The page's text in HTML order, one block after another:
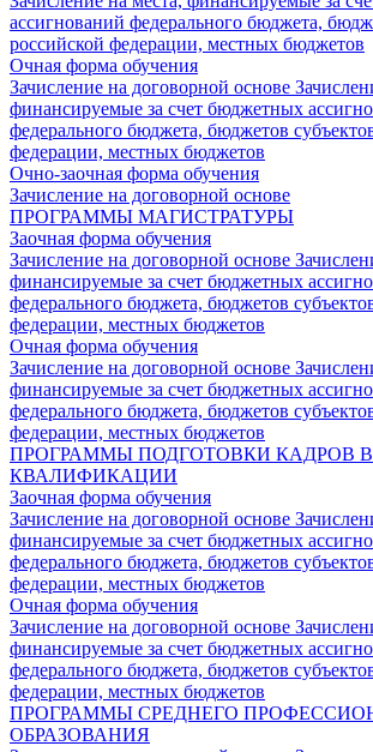
ассигнований федерального бюджета,
российской федерации, местных бюджетов
Очная форма обучения
Зачисление на договорной основе
финансируемые за счет бюджетных
федерального бюджета, бюджетов
федерации, местных бюджетов
Очно-заочная форма обучения
Зачисление на договорной основе
ПРОГРАММЫ МАГИСТРАТУРЫ
Заочная форма обучения
Зачисление на договорной основе
финансируемые за счет бюджетных
федерального бюджета, бюджетов
федерации, местных бюджетов
Очная форма обучения
Зачисление на договорной основе
финансируемые за счет бюджетных
федерального бюджета, бюджетов
федерации, местных бюджетов
ПРОГРАММЫ ПОДГОТОВКИ КАДРОВ
КВАЛИФИКАЦИИ
Заочная форма обучения
Зачисление на договорной основе
финансируемые за счет бюджетных
федерального бюджета, бюджетов
федерации, местных бюджетов
Очная форма обучения
Зачисление на договорной основе
финансируемые за счет бюджетных
федерального бюджета, бюджетов
федерации, местных бюджетов
ПРОГРАММЫ СРЕДНЕГО
ОБРАЗОВАНИЯ